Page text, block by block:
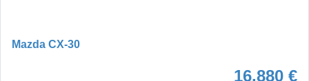
Mazda CX-30
16.880 €